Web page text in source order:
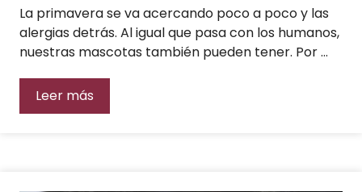
La primavera se va acercando poco a poco y las
alergias detrás. Al igual que pasa con los humanos,
nuestras mascotas también pueden tener. Por …
Leer más